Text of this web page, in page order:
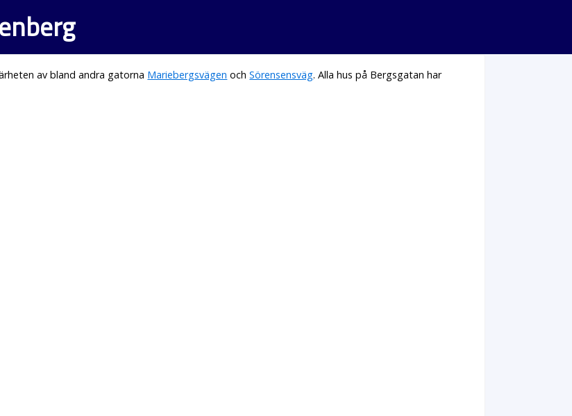
av bland andra gatorna Mariebergsvägen ochSörensensväg. Alla hus på Bergsgatan har